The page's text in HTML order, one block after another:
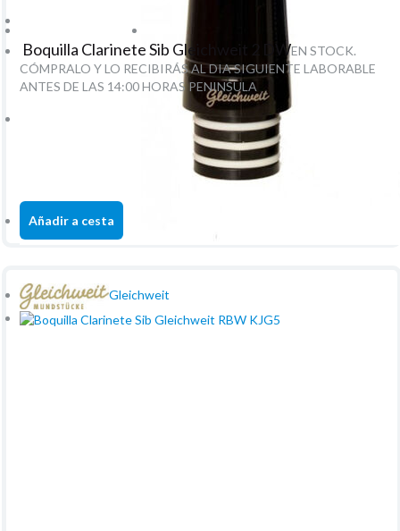
Boquilla Clarinete Sib Gleichweit 2 DWEN STOCK.
CÓMPRALO Y LO RECIBIRÁS AL DIA SIGUIENTE LABORABLE
ANTES DE LAS 14:00 HORAS PENINSULA
193€
unidad
Añadir a cesta
Gleichweit